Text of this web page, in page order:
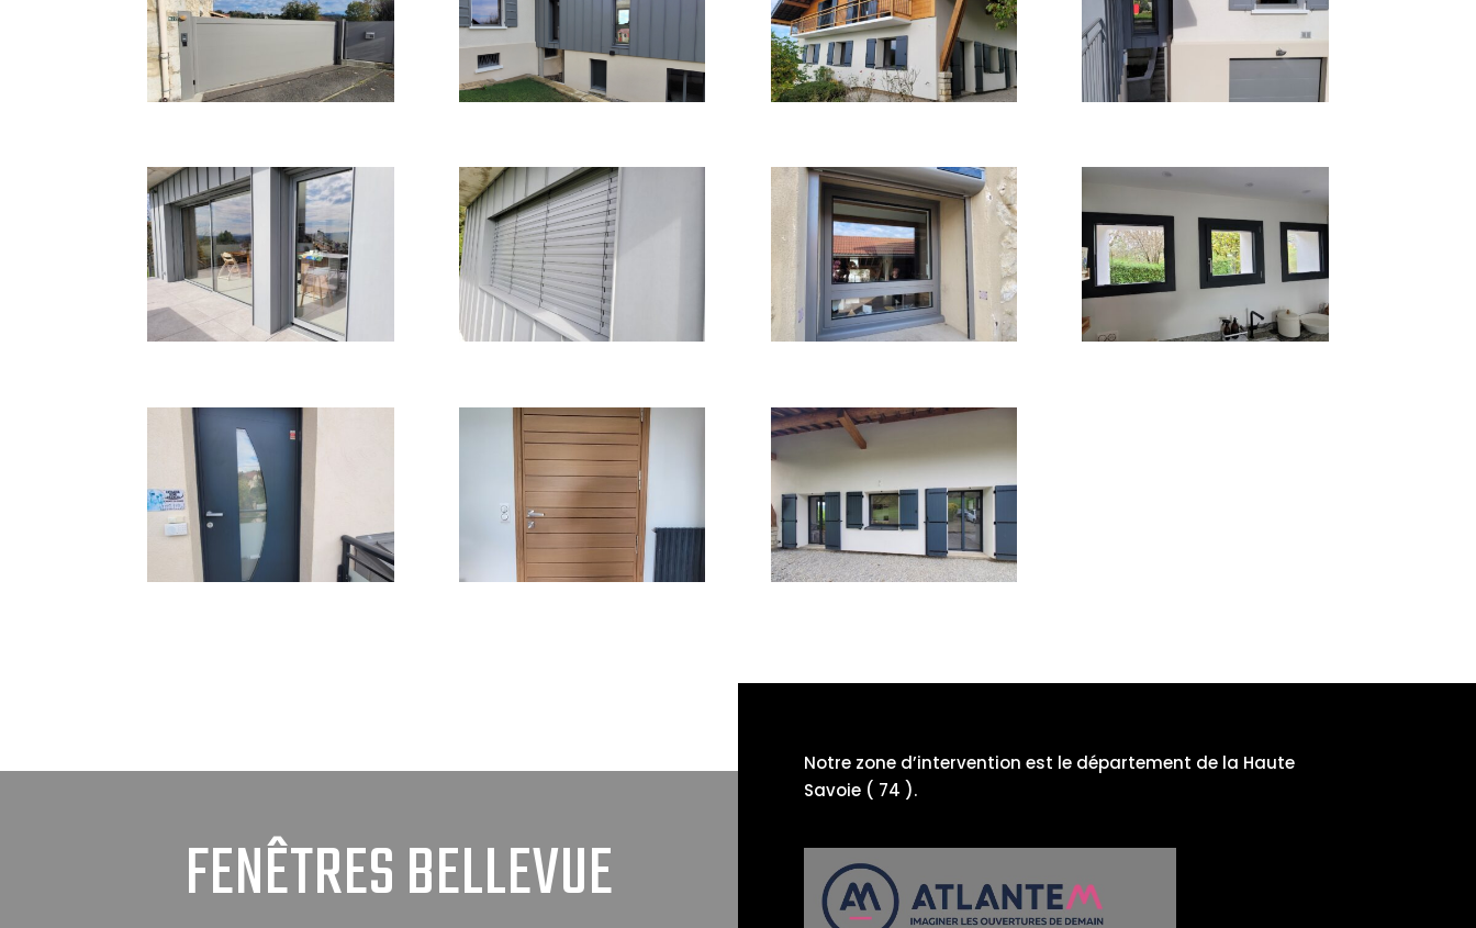
FENÊTRES BELLEVUE
Notre zone d’intervention est le département de la Haute
Savoie ( 74 ).